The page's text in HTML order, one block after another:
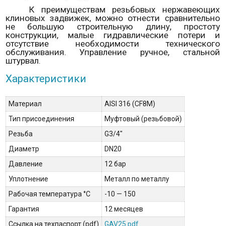
К преимуществам резьбовых нержавеющих
клиновых задвижек, можно отнести сравнительно
не большую строительную длину, простоту
конструкции, малые гидравлические потери и
отсутствие необходимости технического
обслуживания. Управление ручное, стальной
штурвал.
Характеристики
Материал
AISI 316 (CF8M)
Тип присоединения
Муфтовый (резьбовой)
Резьба
G3/4"
Диаметр
DN20
Давление
12 бар
Уплотнение
Металл по металлу
Рабочая температура °С
-10 — 150
Гарантия
12 месяцев
Ссылка на техпаспорт (pdf)
GAV25.pdf